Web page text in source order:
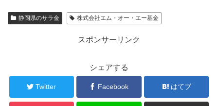
静岡県のサラ金 株式会社エム・オー・エー基金
スポンサーリンク
シェアする
Twitter Facebook はてブ